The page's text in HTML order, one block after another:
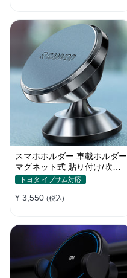
スマホホルダー 車載ホルダー
マグネット式 貼り付け/吹き
出し口 合金 多機種対応
トヨタ イプサム対応
¥ 3,550 (税込)